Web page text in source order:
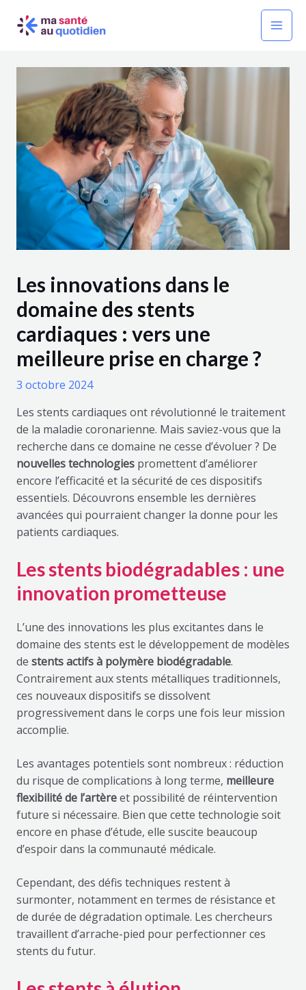
Main
Les innovations dans le
domaine des stents
cardiaques : vers une
meilleure prise en charge ?
3 octobre 2024
Les stents cardiaques ont révolutionné le traitement
de la maladie coronarienne. Mais saviez-vous que la
recherche dans ce domaine ne cesse d’évoluer ? De
nouvelles technologiespromettent d’améliorer
encore l’efficacité et la sécurité de ces dispositifs
essentiels. Découvrons ensemble les dernières
avancées qui pourraient changer la donne pour les
patients cardiaques.
Les stents biodégradables : une
innovation prometteuse
L’une des innovations les plus excitantes dans le
domaine des stents est le développement de modèles
de stents actifs à polymère biodégradable.
Contrairement aux stents métalliques traditionnels,
ces nouveaux dispositifs se dissolvent
progressivement dans le corps une fois leur mission
accomplie.
Les avantages potentiels sont nombreux : réduction
du risque de complications à long terme, meilleure
flexibilité de l’artèreet possibilité de réintervention
future si nécessaire. Bien que cette technologie soit
encore en phase d’étude, elle suscite beaucoup
d’espoir dans la communauté médicale.
Cependant, des défis techniques restent à
surmonter, notamment en termes de résistance et
de durée de dégradation optimale. Les chercheurs
travaillent d’arrache-pied pour perfectionner ces
stents du futur.
des